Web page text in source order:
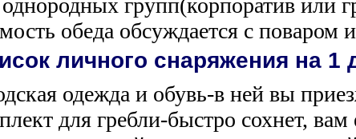
групп(корпоратив или
обеда обсуждается с поваром
личного снаряжения на 1
одежда и обувь-в ней вы
для гребли-быстро сохнет,